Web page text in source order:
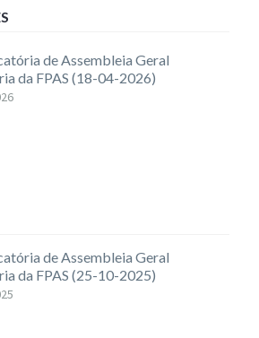
de Assembleia Geral
da FPAS (18-04-2026)
de Assembleia Geral
da FPAS (25-10-2025)